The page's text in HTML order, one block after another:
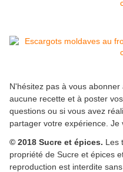
N'hésitez pas à vous
aucune recette et à poster
questions ou si vous avez
partager votre expérience. Je
© 2018 Sucre et épices. Les
propriété de Sucre et épices
reproduction est interdite